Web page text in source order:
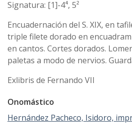
Signatura: [1]-4⁴, 5²
Encuadernación del S. XIX, en
triple filete dorado en
en cantos. Cortes dorados.
paletas a modo de nervios.
Exlibris de Fernando VII
Onomástico
Hernández Pacheco, Isidoro,